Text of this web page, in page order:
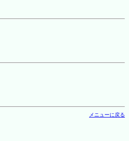
メニューに戻る